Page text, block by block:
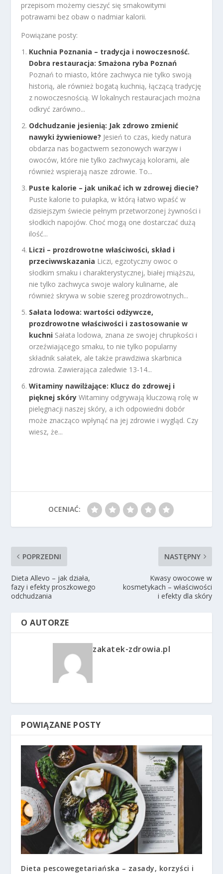
przepisom możemy cieszyć się smakowitymi
potrawami bez obaw o nadmiar kalorii.
Powiązane posty:
Kuchnia Poznania – tradycja i nowoczesność.
Dobra restauracja: Smażona ryba Poznań
Poznań to miasto, które zachwyca nie tylko swoją
historią, ale również bogatą kuchnią, łączącą tradycję
z nowoczesnością. W lokalnych restauracjach można
odkryć zarówno...
Odchudzanie jesienią: Jak zdrowo zmienić
nawyki żywieniowe? Jesień to czas, kiedy natura
obdarza nas bogactwem sezonowych warzyw i
owoców, które nie tylko zachwycają kolorami, ale
również wspierają nasze zdrowie. To...
Puste kalorie – jak unikać ich w zdrowej diecie?
Puste kalorie to pułapka, w którą łatwo wpaść w
dzisiejszym świecie pełnym przetworzonej żywności i
słodkich napojów. Choć mogą one dostarczać dużą
ilość...
Liczi – prozdrowotne właściwości, skład i
przeciwwskazania Liczi, egzotyczny owoc o
słodkim smaku i charakterystycznej, białej miąższu,
nie tylko zachwyca swoje walory kulinarne, ale
również skrywa w sobie szereg prozdrowotnych...
Sałata lodowa: wartości odżywcze,
prozdrowotne właściwości i zastosowanie w
kuchni Sałata lodowa, znana ze swojej chrupkości i
orzeźwiającego smaku, to nie tylko popularny
składnik sałatek, ale także prawdziwa skarbnica
zdrowia. Zawierająca zaledwie 13-14...
Witaminy nawilżające: Klucz do zdrowej i
pięknej skóry Witaminy odgrywają kluczową rolę w
pielęgnacji naszej skóry, a ich odpowiedni dobór
może znacząco wpłynąć na jej zdrowie i wygląd. Czy
wiesz, że...
OCENIAĆ:
POPRZEDNI
Dieta Allevo – jak działa,
fazy i efekty proszkowego
odchudzania
NASTĘPNY
Kwasy owocowe w
kosmetykach – właściwości
i efekty dla skóry
O AUTORZE
zakatek-zdrowia.pl
POWIĄZANE POSTY
Dieta pescowegetariańska – zasady, korzyści i